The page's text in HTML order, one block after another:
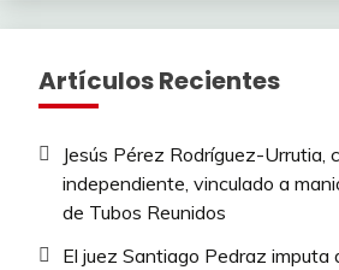
Artículos Recientes
Jesús Pérez Rodríguez-Urrutia,
independiente, vinculado a
de Tubos Reunidos
El juez Santiago Pedraz imputa